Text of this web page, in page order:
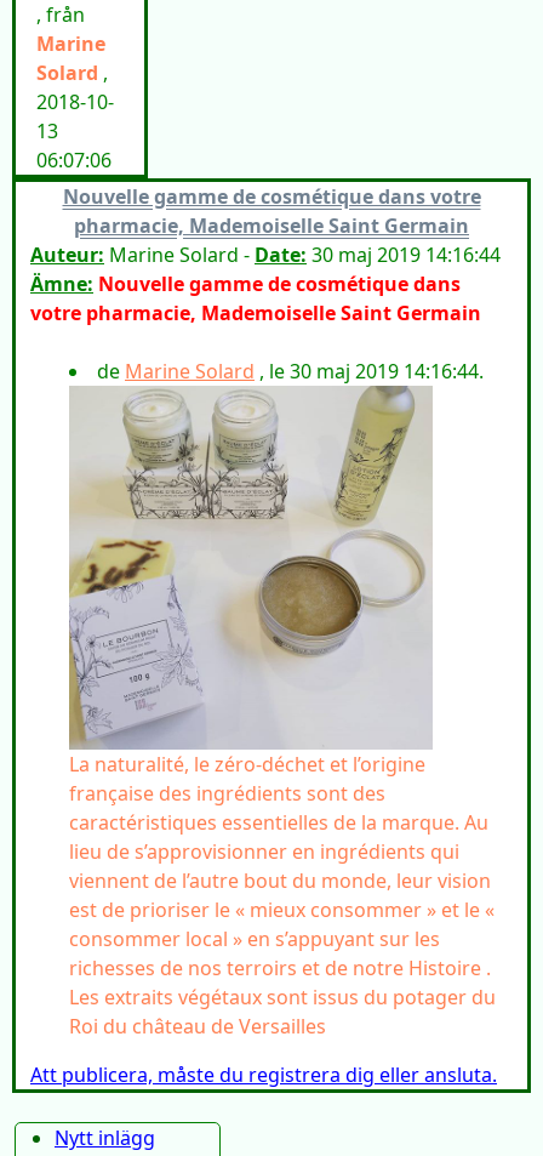
, från
Marine
Solard ,
2018-10-
13
06:07:06
Nouvelle gamme de cosmétique dans votre
pharmacie, Mademoiselle Saint Germain
Auteur: Marine Solard - Date: 30 maj 2019 14:16:44
Ämne: Nouvelle gamme de cosmétique dans
votre pharmacie, Mademoiselle Saint Germain
de Marine Solard , le 30 maj 2019 14:16:44.
La naturalité, le zéro-déchet et l’origine
française des ingrédients sont des
caractéristiques essentielles de la marque. Au
lieu de s’approvisionner en ingrédients qui
viennent de l’autre bout du monde, leur vision
est de prioriser le « mieux consommer » et le «
consommer local » en s’appuyant sur les
richesses de nos terroirs et de notre Histoire .
Les extraits végétaux sont issus du potager du
Roi du château de Versailles
Att publicera, måste du registrera dig eller ansluta.
Nytt inlägg